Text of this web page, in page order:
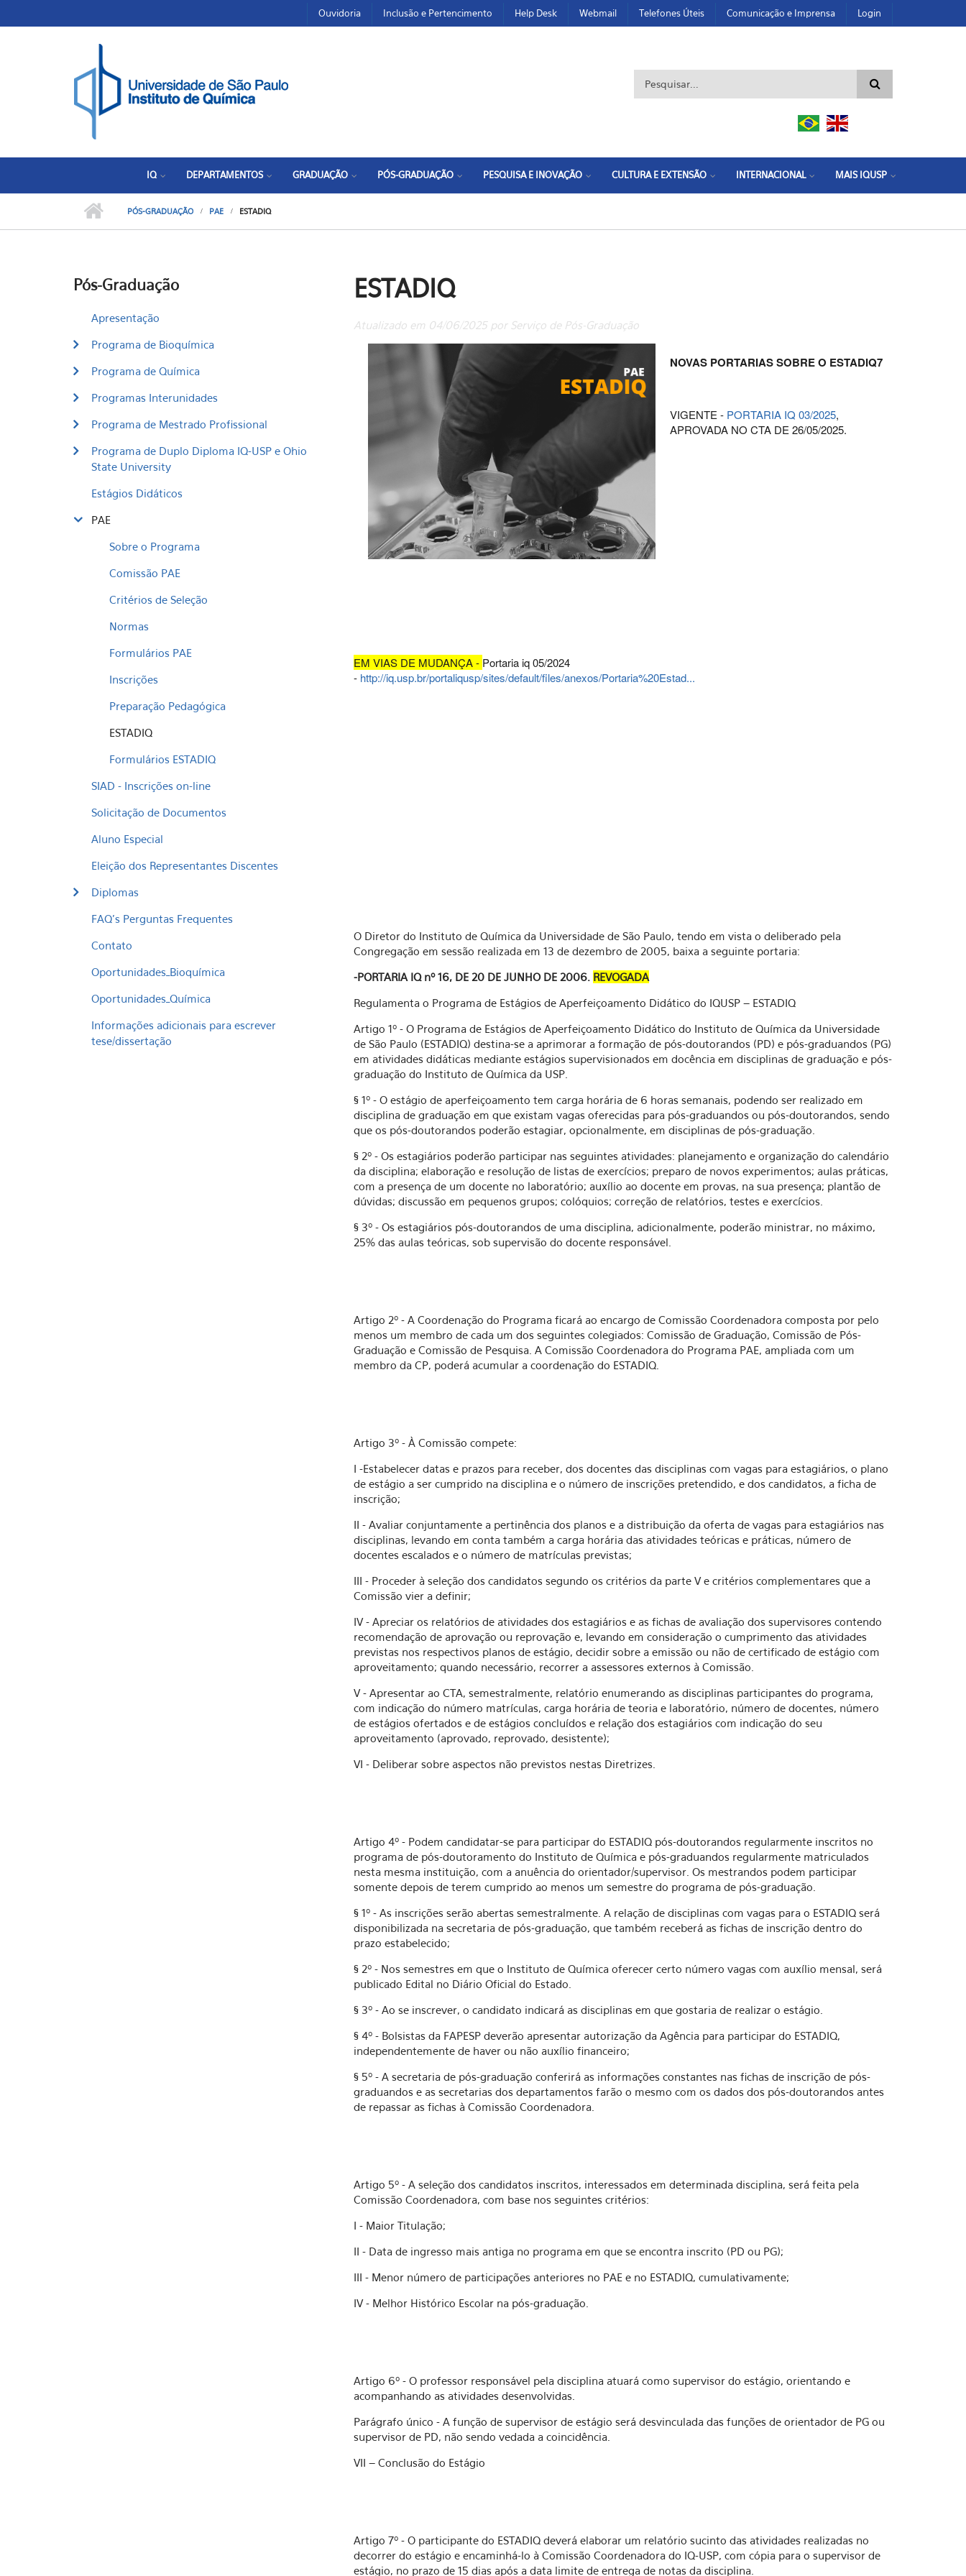
Ouvidoria Inclusão e Pertencimento Help Desk Webmail Telefones Úteis Comunicação e Imprensa Login
Formulário de busca
IQ DEPARTAMENTOS GRADUAÇÃO PÓS-GRADUAÇÃO PESQUISA E INOVAÇÃO CULTURA E EXTENSÃO INTERNACIONAL MAIS IQUSP
PÓS-GRADUAÇÃO PAE ESTADIQ
Pós-Graduação
Apresentação
Programa de Bioquímica
Programa de Química
Programas Interunidades
Programa de Mestrado Profissional
Programa de Duplo Diploma IQ-USP e Ohio
State University
Estágios Didáticos
PAE
Sobre o Programa
Comissão PAE
Critérios de Seleção
Normas
Formulários PAE
Inscrições
Preparação Pedagógica
ESTADIQ
Formulários ESTADIQ
SIAD - Inscrições on-line
Solicitação de Documentos
Aluno Especial
Eleição dos Representantes Discentes
Diplomas
FAQ's Perguntas Frequentes
Contato
Oportunidades_Bioquímica
Oportunidades_Química
Informações adicionais para escrever
tese/dissertação
ESTADIQ
Atualizado em 04/06/2025 por Serviço de Pós-Graduação
NOVAS PORTARIAS SOBRE O ESTADIQ7
VIGENTE - PORTARIA IQ 03/2025,
APROVADA NO CTA DE 26/05/2025.
EM VIAS DE MUDANÇA - Portaria iq 05/2024
- http://iq.usp.br/portaliqusp/sites/default/files/anexos/Portaria%20Estad...
O Diretor do Instituto de Química da Universidade de São Paulo, tendo em vista o deliberado pela
Congregação em sessão realizada em 13 de dezembro de 2005, baixa a seguinte portaria:
-PORTARIA IQ nº 16, DE 20 DE JUNHO DE 2006. REVOGADA
Regulamenta o Programa de Estágios de Aperfeiçoamento Didático do IQUSP – ESTADIQ
Artigo 1º - O Programa de Estágios de Aperfeiçoamento Didático do Instituto de Química da Universidade
de São Paulo (ESTADIQ) destina-se a aprimorar a formação de pós-doutorandos (PD) e pós-graduandos (PG)
em atividades didáticas mediante estágios supervisionados em docência em disciplinas de graduação e pós-
graduação do Instituto de Química da USP.
§ 1º - O estágio de aperfeiçoamento tem carga horária de 6 horas semanais, podendo ser realizado em
disciplina de graduação em que existam vagas oferecidas para pós-graduandos ou pós-doutorandos, sendo
que os pós-doutorandos poderão estagiar, opcionalmente, em disciplinas de pós-graduação.
§ 2º - Os estagiários poderão participar nas seguintes atividades: planejamento e organização do calendário
da disciplina; elaboração e resolução de listas de exercícios; preparo de novos experimentos; aulas práticas,
com a presença de um docente no laboratório; auxílio ao docente em provas, na sua presença; plantão de
dúvidas; discussão em pequenos grupos; colóquios; correção de relatórios, testes e exercícios.
§ 3º - Os estagiários pós-doutorandos de uma disciplina, adicionalmente, poderão ministrar, no máximo,
25% das aulas teóricas, sob supervisão do docente responsável.
Artigo 2º - A Coordenação do Programa ficará ao encargo de Comissão Coordenadora composta por pelo
menos um membro de cada um dos seguintes colegiados: Comissão de Graduação, Comissão de Pós-
Graduação e Comissão de Pesquisa. A Comissão Coordenadora do Programa PAE, ampliada com um
membro da CP, poderá acumular a coordenação do ESTADIQ.
Artigo 3º - À Comissão compete:
I -Estabelecer datas e prazos para receber, dos docentes das disciplinas com vagas para estagiários, o plano
de estágio a ser cumprido na disciplina e o número de inscrições pretendido, e dos candidatos, a ficha de
inscrição;
II - Avaliar conjuntamente a pertinência dos planos e a distribuição da oferta de vagas para estagiários nas
disciplinas, levando em conta também a carga horária das atividades teóricas e práticas, número de
docentes escalados e o número de matrículas previstas;
III - Proceder à seleção dos candidatos segundo os critérios da parte V e critérios complementares que a
Comissão vier a definir;
IV - Apreciar os relatórios de atividades dos estagiários e as fichas de avaliação dos supervisores contendo
recomendação de aprovação ou reprovação e, levando em consideração o cumprimento das atividades
previstas nos respectivos planos de estágio, decidir sobre a emissão ou não de certificado de estágio com
aproveitamento; quando necessário, recorrer a assessores externos à Comissão.
V - Apresentar ao CTA, semestralmente, relatório enumerando as disciplinas participantes do programa,
com indicação do número matrículas, carga horária de teoria e laboratório, número de docentes, número
de estágios ofertados e de estágios concluídos e relação dos estagiários com indicação do seu
aproveitamento (aprovado, reprovado, desistente);
VI - Deliberar sobre aspectos não previstos nestas Diretrizes.
Artigo 4º - Podem candidatar-se para participar do ESTADIQ pós-doutorandos regularmente inscritos no
programa de pós-doutoramento do Instituto de Química e pós-graduandos regularmente matriculados
nesta mesma instituição, com a anuência do orientador/supervisor. Os mestrandos podem participar
somente depois de terem cumprido ao menos um semestre do programa de pós-graduação.
§ 1º - As inscrições serão abertas semestralmente. A relação de disciplinas com vagas para o ESTADIQ será
disponibilizada na secretaria de pós-graduação, que também receberá as fichas de inscrição dentro do
prazo estabelecido;
§ 2º - Nos semestres em que o Instituto de Química oferecer certo número vagas com auxílio mensal, será
publicado Edital no Diário Oficial do Estado.
§ 3º - Ao se inscrever, o candidato indicará as disciplinas em que gostaria de realizar o estágio.
§ 4º - Bolsistas da FAPESP deverão apresentar autorização da Agência para participar do ESTADIQ,
independentemente de haver ou não auxílio financeiro;
§ 5º - A secretaria de pós-graduação conferirá as informações constantes nas fichas de inscrição de pós-
graduandos e as secretarias dos departamentos farão o mesmo com os dados dos pós-doutorandos antes
de repassar as fichas à Comissão Coordenadora.
Artigo 5º - A seleção dos candidatos inscritos, interessados em determinada disciplina, será feita pela
Comissão Coordenadora, com base nos seguintes critérios:
I - Maior Titulação;
II - Data de ingresso mais antiga no programa em que se encontra inscrito (PD ou PG);
III - Menor número de participações anteriores no PAE e no ESTADIQ, cumulativamente;
IV - Melhor Histórico Escolar na pós-graduação.
Artigo 6º - O professor responsável pela disciplina atuará como supervisor do estágio, orientando e
acompanhando as atividades desenvolvidas.
Parágrafo único - A função de supervisor de estágio será desvinculada das funções de orientador de PG ou
supervisor de PD, não sendo vedada a coincidência.
VII – Conclusão do Estágio
Artigo 7º - O participante do ESTADIQ deverá elaborar um relatório sucinto das atividades realizadas no
decorrer do estágio e encaminhá-lo à Comissão Coordenadora do IQ-USP, com cópia para o supervisor de
estágio, no prazo de 15 dias após a data limite de entrega de notas da disciplina.